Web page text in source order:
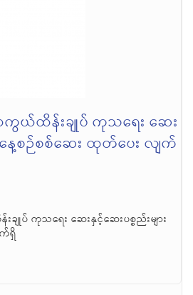
ကာကွယ်ထိန်းချုပ် ကုသရေး ဆေး
နေ့စဉ်စစ်ဆေး ထုတ်ပေး လျက်
ချုပ် ကုသရေး ဆေးနှင့်ဆေးပစ္စည်းများ
ရှိ